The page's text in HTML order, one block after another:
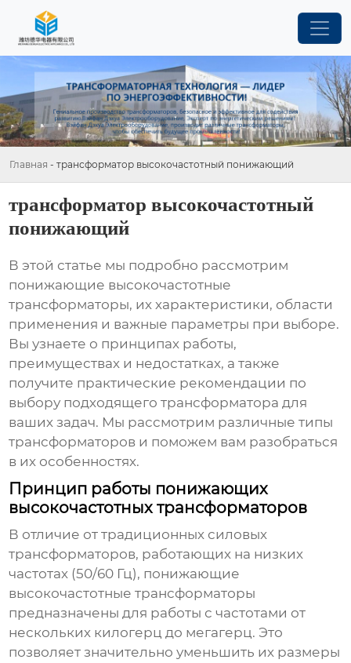
Главная - трансформатор высокочастотный понижающий
трансформатор высокочастотный
понижающий
В этой статье мы подробно рассмотрим
понижающие высокочастотные
трансформаторы, их характеристики, области
применения и важные параметры при выборе.
Вы узнаете о принципах работы,
преимуществах и недостатках, а также
получите практические рекомендации по
выбору подходящего трансформатора для
ваших задач. Мы рассмотрим различные типы
трансформаторов и поможем вам разобраться
в их особенностях.
Принцип работы понижающих
высокочастотных трансформаторов
В отличие от традиционных силовых
трансформаторов, работающих на низких
частотах (50/60 Гц), понижающие
высокочастотные трансформаторы
предназначены для работы с частотами от
нескольких килогерц до мегагерц. Это
позволяет значительно уменьшить их размеры